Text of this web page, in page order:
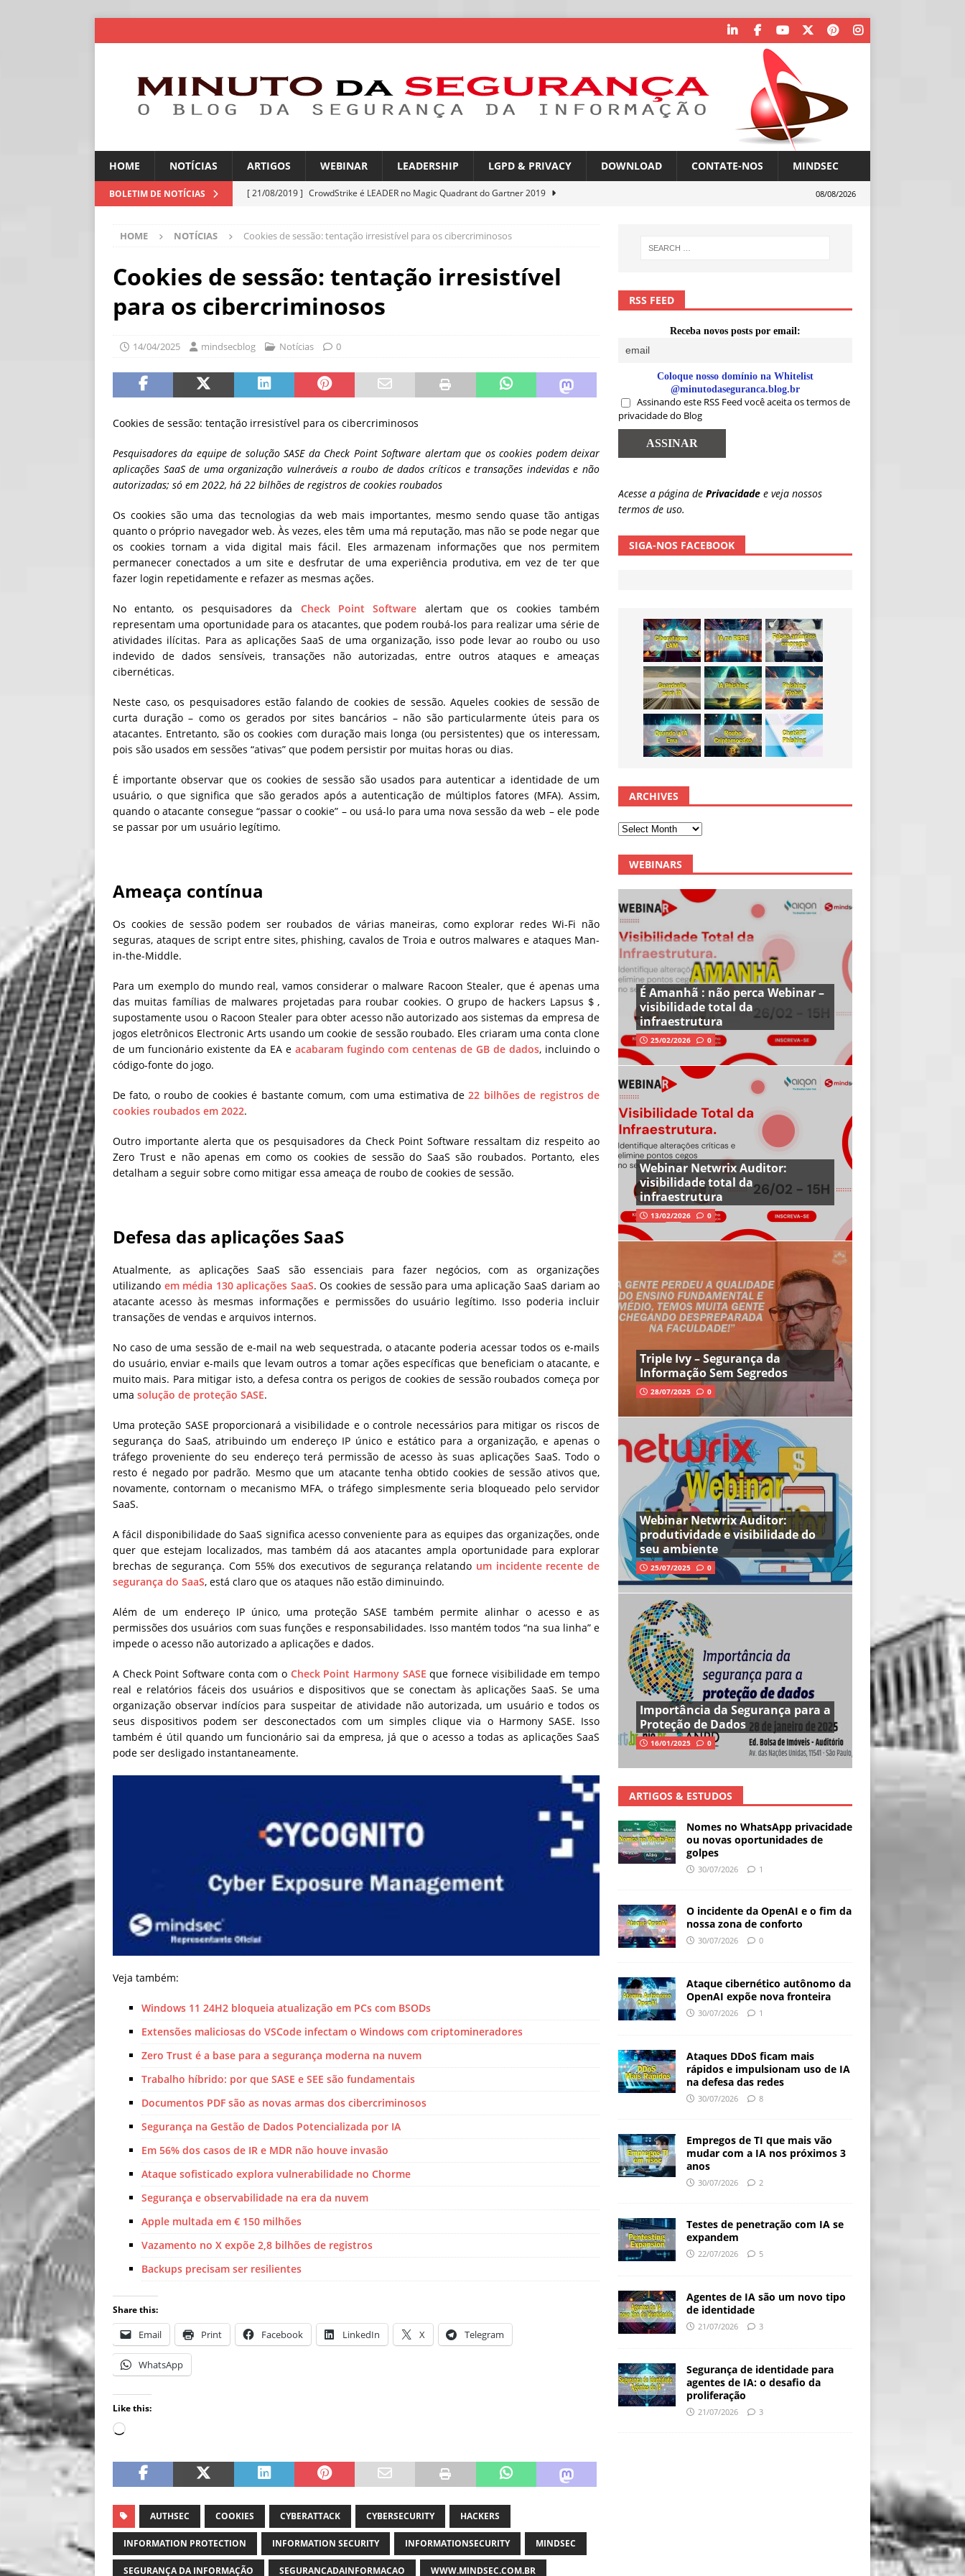
HOME NOTÍCIAS ARTIGOS WEBINAR LEADERSHIP LGPD & PRIVACY DOWNLOAD CONTATE-NOS MINDSEC
BOLETIM DE NOTÍCIAS [ 21/08/2019 ] CrowdStrike é LEADER no Magic Quadrant do Gartner 2019
[ 06/08/2026 ] América Latina é a segunda região mais exposta a ciberameaças
IA amplia desafio de segurança e governança nas redes corporativas
NOTÍCIAS
[ 06/08/2026 ]
[ 06/08/2026 ]
Sem guardrails, a autonomia da IA se torna um risco
NOTÍCIAS
08/08/2026
HOME NOTÍCIAS Cookies de sessão: tentação irresistível para os cibercriminosos
Cookies de sessão: tentação irresistível
para os cibercriminosos
14/04/2025 mindsecblog Notícias 0
Cookies de sessão: tentação irresistível para os cibercriminosos
Pesquisadores da equipe de solução SASE da Check Point Software alertam que os cookies podem deixar
aplicações SaaS de uma organização vulneráveis a roubo de dados críticos e transações indevidas e não
autorizadas; só em 2022, há 22 bilhões de registros de cookies roubados
Os cookies são uma das tecnologias da web mais importantes, mesmo sendo quase tão antigas
quanto o próprio navegador web. Às vezes, eles têm uma má reputação, mas não se pode negar que
os cookies tornam a vida digital mais fácil. Eles armazenam informações que nos permitem
permanecer conectados a um site e desfrutar de uma experiência produtiva, em vez de ter que
fazer login repetidamente e refazer as mesmas ações.
No entanto, os pesquisadores da Check Point Software alertam que os cookies também
representam uma oportunidade para os atacantes, que podem roubá-los para realizar uma série de
atividades ilícitas. Para as aplicações SaaS de uma organização, isso pode levar ao roubo ou uso
indevido de dados sensíveis, transações não autorizadas, entre outros ataques e ameaças
cibernéticas.
Neste caso, os pesquisadores estão falando de cookies de sessão. Aqueles cookies de sessão de
curta duração – como os gerados por sites bancários – não são particularmente úteis para os
atacantes. Entretanto, são os cookies com duração mais longa (ou persistentes) que os interessam,
pois são usados em sessões “ativas” que podem persistir por muitas horas ou dias.
É importante observar que os cookies de sessão são usados para autenticar a identidade de um
usuário, o que significa que são gerados após a autenticação de múltiplos fatores (MFA). Assim,
quando o atacante consegue “passar o cookie” – ou usá-lo para uma nova sessão da web – ele pode
se passar por um usuário legítimo.
Ameaça contínua
Os cookies de sessão podem ser roubados de várias maneiras, como explorar redes Wi-Fi não
seguras, ataques de script entre sites, phishing, cavalos de Troia e outros malwares e ataques Man-
in-the-Middle.
Para um exemplo do mundo real, vamos considerar o malware Racoon Stealer, que é apenas uma
das muitas famílias de malwares projetadas para roubar cookies. O grupo de hackers Lapsus＄,
supostamente usou o Racoon Stealer para obter acesso não autorizado aos sistemas da empresa de
jogos eletrônicos Electronic Arts usando um cookie de sessão roubado. Eles criaram uma conta clone
de um funcionário existente da EA e acabaram fugindo com centenas de GB de dados, incluindo o
código-fonte do jogo.
De fato, o roubo de cookies é bastante comum, com uma estimativa de22 bilhões de registros de
cookies roubados em 2022.
Outro importante alerta que os pesquisadores da Check Point Software ressaltam diz respeito ao
Zero Trust e não apenas em como os cookies de sessão do SaaS são roubados. Portanto, eles
detalham a seguir sobre como mitigar essa ameaça de roubo de cookies de sessão.
Defesa das aplicações SaaS
Atualmente, as aplicações SaaS são essenciais para fazer negócios, com as organizações
utilizando em média 130 aplicações SaaS. Os cookies de sessão para uma aplicação SaaS dariam ao
atacante acesso às mesmas informações e permissões do usuário legítimo. Isso poderia incluir
transações de vendas e arquivos internos.
No caso de uma sessão de e-mail na web sequestrada, o atacante poderia acessar todos os e-mails
do usuário, enviar e-mails que levam outros a tomar ações específicas que beneficiam o atacante, e
muito mais. Para mitigar isto, a defesa contra os perigos de cookies de sessão roubados começa por
uma solução de proteção SASE.
Uma proteção SASE proporcionará a visibilidade e o controle necessários para mitigar os riscos de
segurança do SaaS, atribuindo um endereço IP único e estático para a organização, e apenas o
tráfego proveniente do seu endereço terá permissão de acesso às suas aplicações SaaS. Todo o
resto é negado por padrão. Mesmo que um atacante tenha obtido cookies de sessão ativos que,
novamente, contornam o mecanismo MFA, o tráfego simplesmente seria bloqueado pelo servidor
SaaS.
A fácil disponibilidade do SaaS significa acesso conveniente para as equipes das organizações, onde
quer que estejam localizados, mas também dá aos atacantes ampla oportunidade para explorar
brechas de segurança. Com 55% dos executivos de segurança relatando um incidente recente de
segurança do SaaS, está claro que os ataques não estão diminuindo.
Além de um endereço IP único, uma proteção SASE também permite alinhar o acesso e as
permissões dos usuários com suas funções e responsabilidades. Isso mantém todos “na sua linha” e
impede o acesso não autorizado a aplicações e dados.
A Check Point Software conta com o Check Point Harmony SASE que fornece visibilidade em tempo
real e relatórios fáceis dos usuários e dispositivos que se conectam às aplicações SaaS. Se uma
organização observar indícios para suspeitar de atividade não autorizada, um usuário e todos os
seus dispositivos podem ser desconectados com um simples clique via o Harmony SASE. Isso
também é útil quando um funcionário sai da empresa, já que o acesso a todas as aplicações SaaS
pode ser desligado instantaneamente.
Veja também:
Windows 11 24H2 bloqueia atualização em PCs com BSODs
Extensões maliciosas do VSCode infectam o Windows com criptomineradores
Zero Trust é a base para a segurança moderna na nuvem
Trabalho híbrido: por que SASE e SEE são fundamentais
Documentos PDF são as novas armas dos cibercriminosos
Segurança na Gestão de Dados Potencializada por IA
Em 56% dos casos de IR e MDR não houve invasão
Ataque sofisticado explora vulnerabilidade no Chorme
Segurança e observabilidade na era da nuvem
Apple multada em € 150 milhões
Vazamento no X expõe 2,8 bilhões de registros
Backups precisam ser resilientes
Share this:
Email Print Facebook LinkedIn X Telegram
WhatsApp
Like this:
AUTHSEC COOKIES CYBERATTACK CYBERSECURITY HACKERS
INFORMATION PROTECTION INFORMATION SECURITY INFORMATIONSECURITY MINDSEC
SEGURANÇA DA INFORMAÇÃO SEGURANCADAINFORMACAO WWW.MINDSEC.COM.BR
RSS FEED
Receba novos posts por email:
Coloque nosso domínio na Whitelist
@minutodaseguranca.blog.br
Assinando este RSS Feed você aceita os termos de
privacidade do Blog
Acesse a página de Privacidade e veja nossos
termos de uso.
SIGA-NOS FACEBOOK
ARCHIVES
WEBINARS
É Amanhã : não perca Webinar –
visibilidade total da
infraestrutura
25/02/2026 0
Webinar Netwrix Auditor:
visibilidade total da
infraestrutura
13/02/2026 0
Triple Ivy – Segurança da
Informação Sem Segredos
28/07/2025 0
Webinar Netwrix Auditor:
produtividade e visibilidade do
seu ambiente
25/07/2025 0
Importância da Segurança para a
Proteção de Dados
16/01/2025 0
ARTIGOS & ESTUDOS
Nomes no WhatsApp privacidade
ou novas oportunidades de
golpes
30/07/2026 1
O incidente da OpenAI e o fim da
nossa zona de conforto
30/07/2026 0
Ataque cibernético autônomo da
OpenAI expõe nova fronteira
30/07/2026 1
Ataques DDoS ficam mais
rápidos e impulsionam uso de IA
na defesa das redes
30/07/2026 8
Empregos de TI que mais vão
mudar com a IA nos próximos 3
anos
30/07/2026 2
Testes de penetração com IA se
expandem
22/07/2026 5
Agentes de IA são um novo tipo
de identidade
21/07/2026 3
Segurança de identidade para
agentes de IA: o desafio da
proliferação
21/07/2026 3